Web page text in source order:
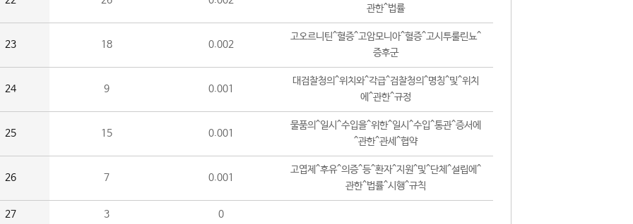
관한^법률
23 18 0.002
고오르니틴^혈증^고암모니아^혈증^고시투룰린뇨^
증후군
24 9 0.001
대검찰청의^위치와^각급^검찰청의^명칭^및^위치
에^관한^규정
25 15 0.001
물품의^일시^수입을^위한^일시^수입^통관^증서에
^관한^관세^협약
26 7 0.001
고엽제^후유^의증^등^환자^지원^및^단체^설립에^
관한^법률^시행^규칙
27 3 0